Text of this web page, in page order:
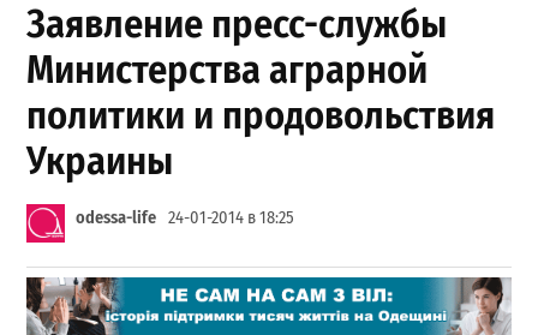
Заявление пресс-службы
Министерства аграрной
политики и продовольствия
Украины
odessa-life 24-01-2014 в 18:25